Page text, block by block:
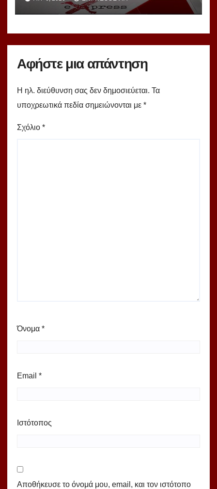
Αφήστε μια απάντηση
Η ηλ. διεύθυνση σας δεν δημοσιεύεται. Τα
υποχρεωτικά πεδία σημειώνονται με *
Σχόλιο *
Όνομα *
Email *
Ιστότοπος
Αποθήκευσε το όνομά μου, email, και τον ιστότοπο